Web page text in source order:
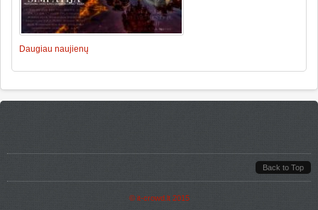
Daugiau naujienų
Back to Top
© it-crowd.lt2015